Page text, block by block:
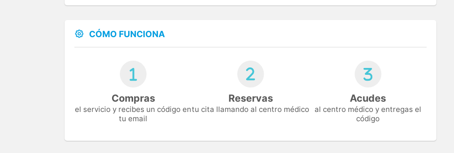
CÓMO FUNCIONA
Compras
el servicio y recibes un código en
tu email
Reservas
tu cita llamando al centro médico
Acudes
al centro médico y entregas el
código